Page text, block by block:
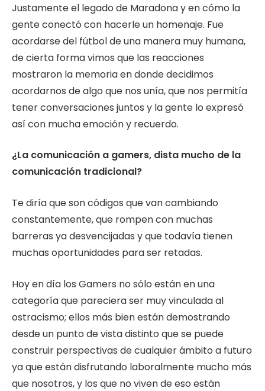
Justamente el legado de Maradona y en cómo la
gente conectó con hacerle un homenaje. Fue
acordarse del fútbol de una manera muy humana,
de cierta forma vimos que las reacciones
mostraron la memoria en donde decidimos
acordarnos de algo que nos unía, que nos permitía
tener conversaciones juntos y la gente lo expresó
así con mucha emoción y recuerdo.
¿La comunicación a gamers, dista mucho de la
comunicación tradicional?
Te diría que son códigos que van cambiando
constantemente, que rompen con muchas
barreras ya desvencijadas y que todavía tienen
muchas oportunidades para ser retadas.
Hoy en día los Gamers no sólo están en una
categoría que pareciera ser muy vinculada al
ostracismo; ellos más bien están demostrando
desde un punto de vista distinto que se puede
construir perspectivas de cualquier ámbito a futuro
ya que están disfrutando laboralmente mucho más
que nosotros, y los que no viven de eso están